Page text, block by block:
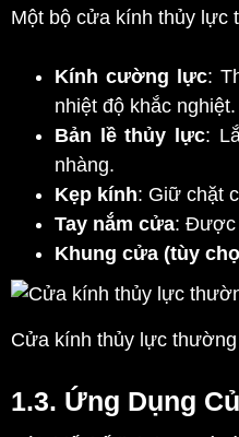
Một bộ cửa kính thủy lực
Kính cường lực:
nhiệt độ khắc nghiệt.
Bản lề thủy lực:
nhàng.
Kẹp kính: Giữ chặt
Tay nắm cửa: Được
Khung cửa (tùy
Cửa kính thủy lực
1.3. Ứng Dụng